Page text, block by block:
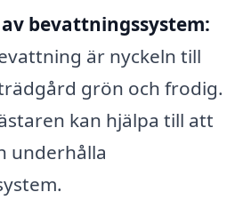
bevattningssystem:
är nyckeln till
grön och frodig.
kan hjälpa till att
underhålla